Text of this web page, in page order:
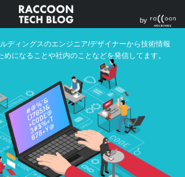
ディングスのエンジニア/デザイナーから技術情報
めになることや社内のことなどを発信してます。
by